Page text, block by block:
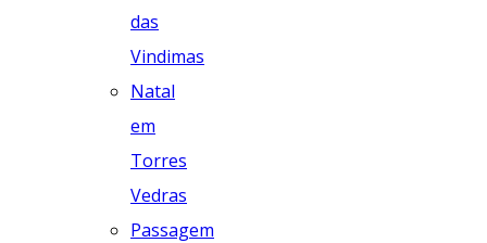
das
Vindimas
Natal
em
Torres
Vedras
Passagem